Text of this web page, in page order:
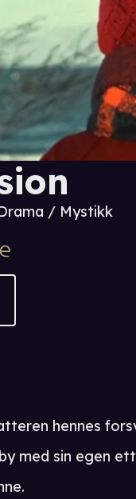
/ Mystikk
hennes
med sin egen